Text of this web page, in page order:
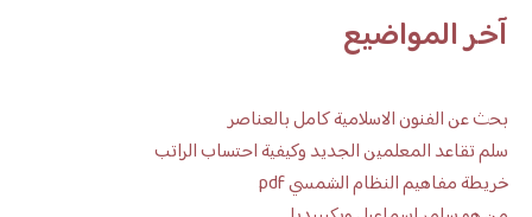
آخر المواضيع
بحث عن الفنون الاسلامية كامل بالعناصر
سلم تقاعد المعلمين الجديد وكيفية احتساب الراتب
خريطة مفاهيم النظام الشمسي pdf